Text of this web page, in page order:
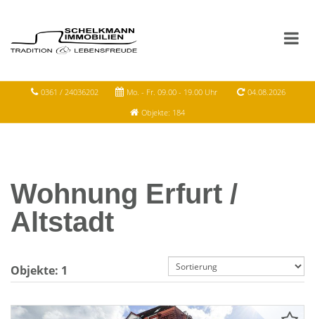
0361 / 24036202 Mo. - Fr. 09.00 - 19.00 Uhr
04.08.2026
Objekte: 184
Wohnung Erfurt /
Altstadt
Objekte: 1